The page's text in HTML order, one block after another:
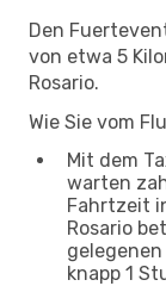
Den
von etwa 5
Rosario.
Wie Sie vom
Mit dem
warten
Fahrtzeit
Rosario
knapp 1